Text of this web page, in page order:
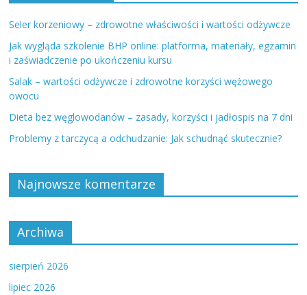
Seler korzeniowy – zdrowotne właściwości i wartości odżywcze
Jak wygląda szkolenie BHP online: platforma, materiały, egzamin
i zaświadczenie po ukończeniu kursu
Salak – wartości odżywcze i zdrowotne korzyści wężowego
owocu
Dieta bez węglowodanów – zasady, korzyści i jadłospis na 7 dni
Problemy z tarczycą a odchudzanie: Jak schudnąć skutecznie?
Najnowsze komentarze
Archiwa
sierpień 2026
lipiec 2026